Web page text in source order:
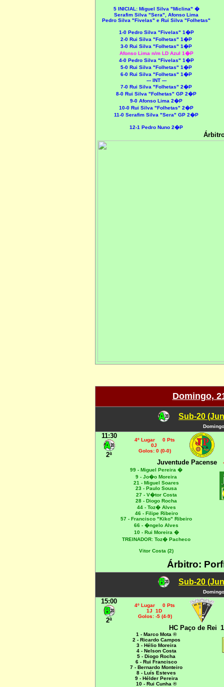
5 INICIAL: Miguel Silva "Miclina" �
Serafim Silva "Sera", Afonso Lima
Pedro Silva "Fivelas" e Rui Silva "Folhetas"
1-0 Pedro Silva "Fivelas" 1�P
2-0 Rui Silva "Folhetas" 1�P
3-0 Rui Silva "Folhetas" 1�P
Afonso Lima n/m LD Azul 1�P
4-0 Pedro Silva "Fivelas" 1�P
5-0 Rui Silva "Folhetas" 1�P
6-0 Rui Silva "Folhetas" 1�P
--- INT ---
7-0 Rui Silva "Folhetas" 2�P
8-0 Rui Silva "Folhetas" GP 2�P
9-0 Afonso Lima 2�P
10-0 Rui Silva "Folhetas" 2�P
11-0 Serafim Silva "Sera" GP 2�P
12-1 Pedro Nuno 2�P
Domingo,
Sub-20
11:30
2ª
4º Lugar 0 Pts
0J
Golos: 0 (0-0)
Juventude Pacense
99 - Miguel Pereira �
9 - Jo�o Moreira
21 - Miguel Soares
23 - Paulo Sousa
27 - V�tor Costa
28 - Diogo Rocha
44 - Toz� Alves
46 - Filipe Ribeiro
57 - Francisco "Kiko" Ribeiro
66 - �ngelo Alves
10 - Rui Moreira �
TREINADOR: Toz� Pacheco
Vitor Costa (2)
Árbitro:
Sub-20
15:00
2ª
4º Lugar 0 Pts
1J 1D
Golos: -5 (4-9)
HC Paço de Rei
1 - Marco Mota ®
2 - Ricardo Campos
3 - Hélio Moreira
4 - Nelson Costa
5 - Diogo Rocha
6 - Rui Francisco
7 - Bernardo Monteiro
8 - Luís Esteves
9 - Hélder Pereira
10 - Rui Cunha ®